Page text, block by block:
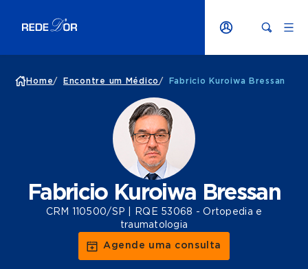
Home/ Encontre um Médico / Fabricio Kuroiwa Bressan
Fabricio Kuroiwa Bressan
CRM 110500/SP | RQE 53068 - Ortopedia e
traumatologia
Agende uma consulta